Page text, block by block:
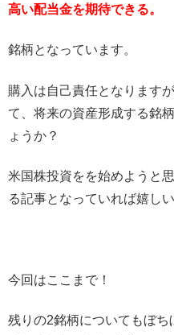
高い配当金を期待できる。
銘柄となっています。
購入は自己責任となります
て、将来の資産形成する銘
ょうか？
米国株投資をを始めようと
る記事となっていれば嬉しい
今回はここまで！
残りの2銘柄についてもぼち